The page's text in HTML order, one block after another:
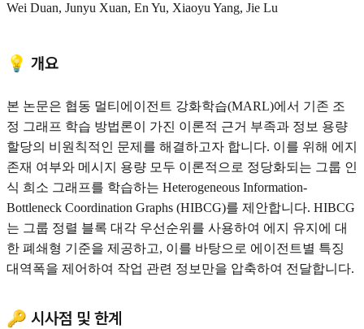
Wei Duan, Junyu Xuan, En Yu, Xiaoyu Yang, Jie Lu
💡 개요
본 논문은 협동 멀티에이전트 강화학습(MARL)에서 기존 조
정 그래프 학습 방법론이 가진 이론적 근거 부족과 정보 용량
할당의 비원칙적인 문제를 해결하고자 합니다. 이를 위해 에지
존재 여부와 메시지 용량 모두 이론적으로 정당화되는 그룹 인
식 희소 그래프를 학습하는 Heterogeneous Information-
Bottleneck Coordination Graphs (HIBCG)를 제안합니다. HIBCG
는 그룹 정렬 블록 대각 우선순위를 사용하여 에지 유지에 대
한 폐쇄형 기준을 제공하고, 이를 바탕으로 에이전트별 특징
대역폭을 제어하여 작업 관련 정보만을 압축하여 전달합니다.
🔑 시사점 및 한계